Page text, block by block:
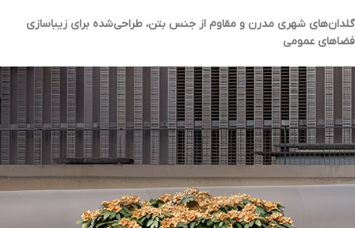
گلدان‌های شهری مدرن و مقاوم از جنس بتن، طراحی‌شده برای زیباسازی
فضاهای عمومی